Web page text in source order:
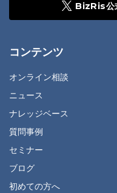
BizRis公
コンテンツ
オンライン相談
ニュース
ナレッジベース
質問事例
セミナー
ブログ
初めての方へ